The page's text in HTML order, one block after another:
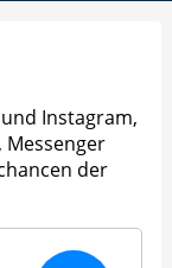
Instagram,
der